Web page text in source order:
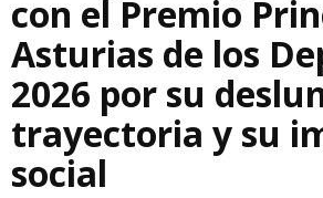
con el Premio
Asturias de los
2026 por su
trayectoria y su
social